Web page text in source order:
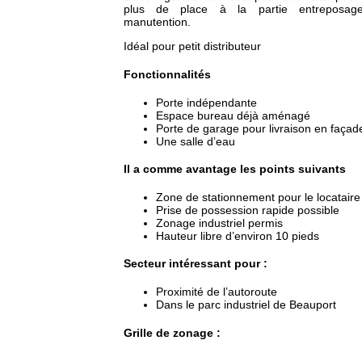
plus de place à la partie
manutention.
Idéal pour petit distributeur
Fonctionnalités
Porte indépendante
Espace bureau déjà aménagé
Porte de garage pour livraison en
Une salle d’eau
Il a comme avantage les points suivants
Zone de stationnement pour le locataire
Prise de possession rapide possible
Zonage industriel permis
Hauteur libre d’environ 10 pieds
Secteur intéressant pour :
Proximité de l’autoroute
Dans le parc industriel de Beauport
Grille de zonage :